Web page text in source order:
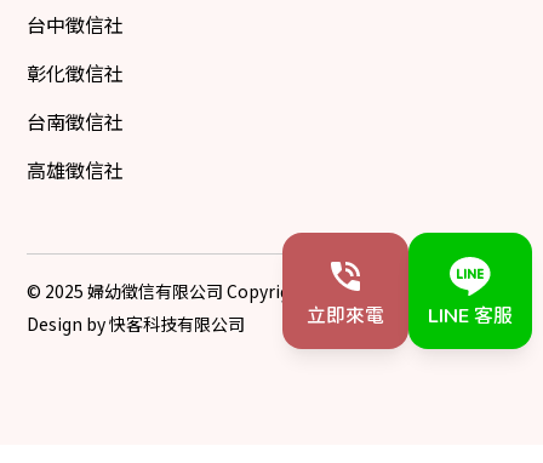
立即來電 LINE 客服
台中徵信社
彰化徵信社
台南徵信社
高雄徵信社
© 2025 婦幼徵信有限公司 Copyright All Rights Reserved
Design by 快客科技有限公司